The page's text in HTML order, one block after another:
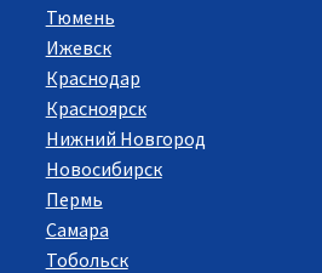
Тюмень
Ижевск
Краснодар
Красноярск
Нижний Новгород
Новосибирск
Пермь
Самара
Тобольск